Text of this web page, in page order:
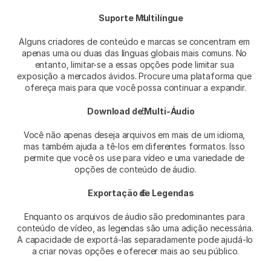
Suporte Multilíngue
Alguns criadores de conteúdo e marcas se concentram em
apenas uma ou duas das línguas globais mais comuns. No
entanto, limitar-se a essas opções pode limitar sua
exposição a mercados ávidos. Procure uma plataforma que
ofereça mais para que você possa continuar a expandir.
Download de Multi-Áudio
Você não apenas deseja arquivos em mais de um idioma,
mas também ajuda a tê-los em diferentes formatos. Isso
permite que você os use para vídeo e uma variedade de
opções de conteúdo de áudio.
Exportação de Legendas
Enquanto os arquivos de áudio são predominantes para
conteúdo de vídeo, as legendas são uma adição necessária.
A capacidade de exportá-las separadamente pode ajudá-lo
a criar novas opções e oferecer mais ao seu público.